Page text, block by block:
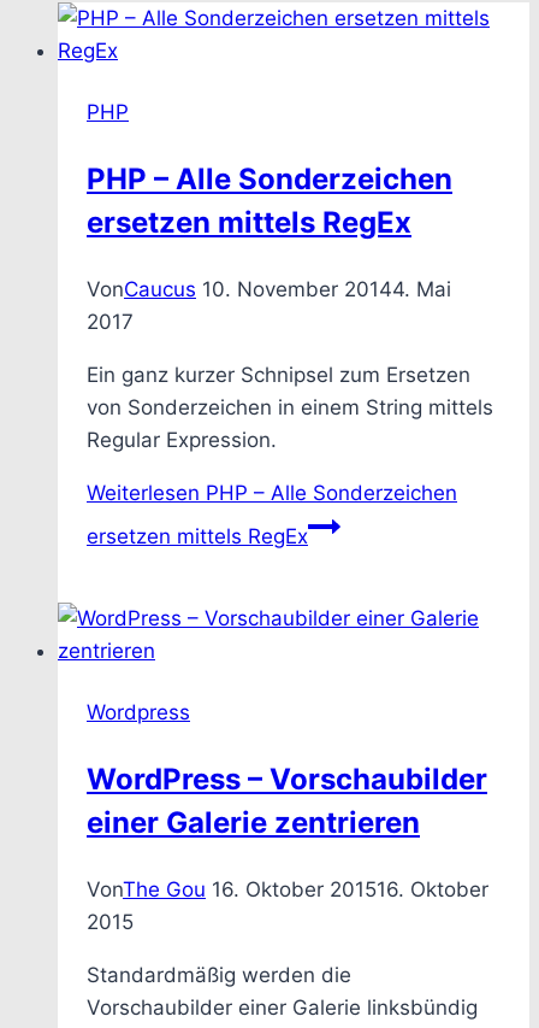
PHP
PHP – Alle Sonderzeichen
ersetzen mittels RegEx
VonCaucus 10. November 20144. Mai
2017
Ein ganz kurzer Schnipsel zum Ersetzen
von Sonderzeichen in einem String mittels
Regular Expression.
Weiterlesen PHP – Alle Sonderzeichen
ersetzen mittels RegEx
Wordpress
WordPress – Vorschaubilder
einer Galerie zentrieren
VonThe Gou 16. Oktober 201516. Oktober
2015
Standardmäßig werden die
Vorschaubilder einer Galerie linksbündig